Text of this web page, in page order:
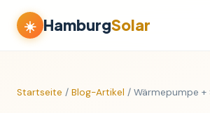
☀️ HamburgSolar
Startseite / Blog-Artikel / Wärmepumpe +